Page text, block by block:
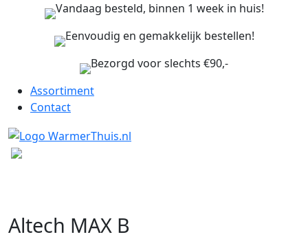
Vandaag besteld, binnen 1 week in huis!
Eenvoudig en gemakkelijk bestellen!
Bezorgd voor slechts €90,-
Assortiment
Contact
Altech MAX B